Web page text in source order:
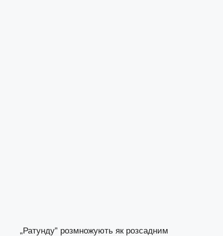
„Ратунду” розмножують як розсадним